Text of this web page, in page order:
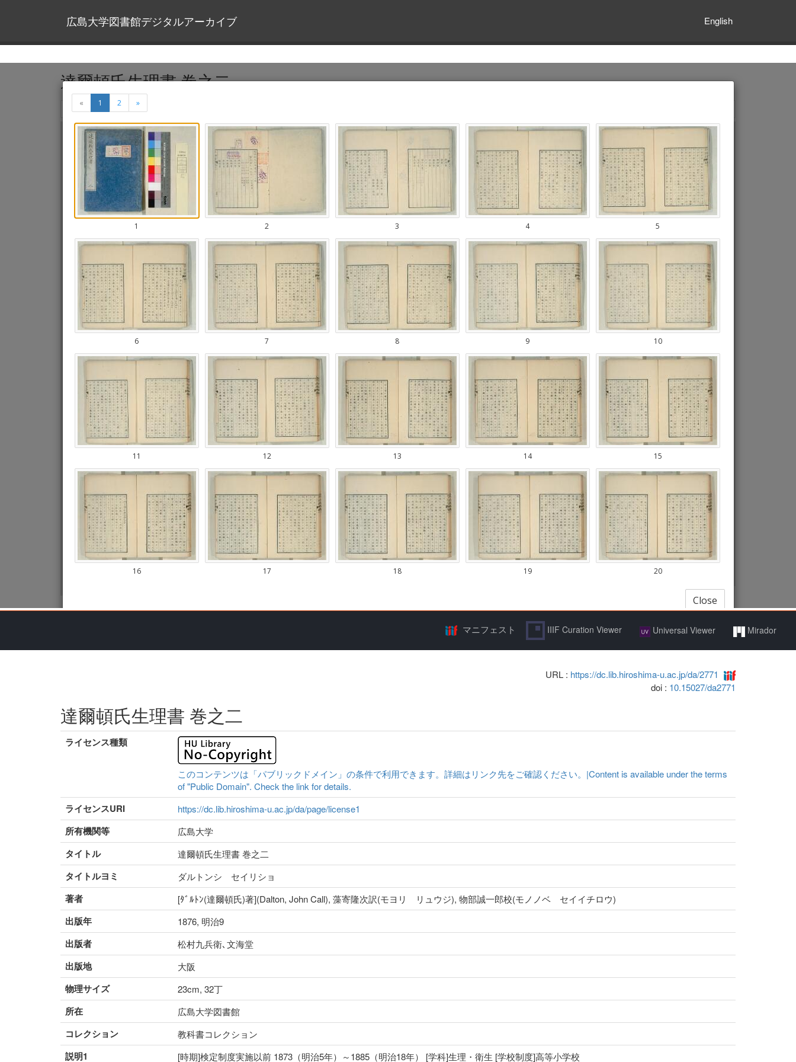
広島大学図書館デジタルアーカイブ English
マニフェスト IIIF Curation Viewer Universal Viewer Mirador
URL : https://dc.lib.hiroshima-u.ac.jp/da/2771
doi : 10.15027/da2771
達爾頓氏生理書 巻之二
ライセンス種類
このコンテンツは「パブリックドメイン」の条件で利用できます。詳細はリンク先をご確認ください。|Content is available under the terms
of "Public Domain". Check the link for details.
ライセンスURI https://dc.lib.hiroshima-u.ac.jp/da/page/license1
所有機関等 広島大学
タイトル 達爾頓氏生理書 巻之二
タイトルヨミ ダルトンシ セイリショ
著者 [ﾀﾞﾙﾄﾝ(達爾頓氏)著](Dalton, John Call), 藻寄隆次訳(モヨリ リュウジ), 物部誠一郎校(モノノベ セイイチロウ)
出版年 1876, 明治9
出版者 松村九兵衛､文海堂
出版地 大阪
物理サイズ 23cm, 32丁
所在 広島大学図書館
コレクション 教科書コレクション
説明1 [時期]検定制度実施以前 1873（明治5年）～1885（明治18年） [学科]生理・衛生 [学校制度]高等小学校